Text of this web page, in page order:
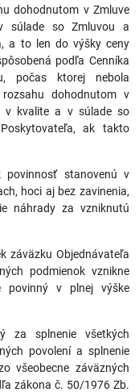
dohodnutom v Zmluve
súlade so Zmluvou a
a to len do výšky ceny
podľa Cenníka
počas ktorej nebola
dohodnutom v
v kvalite a v súlade so
ak takto
povinnosť stanovenú v
hoci aj bez zavinenia,
náhrady za vzniknutú
záväzku Objednávateľa
podmienok vznikne
povinný v plnej výške
za splnenie všetkých
povolení a splnenie
všeobecne záväzných
zákona č. 50/1976 Zb.